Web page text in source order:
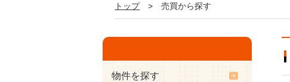
トップ> 売買から探す
物件を探す